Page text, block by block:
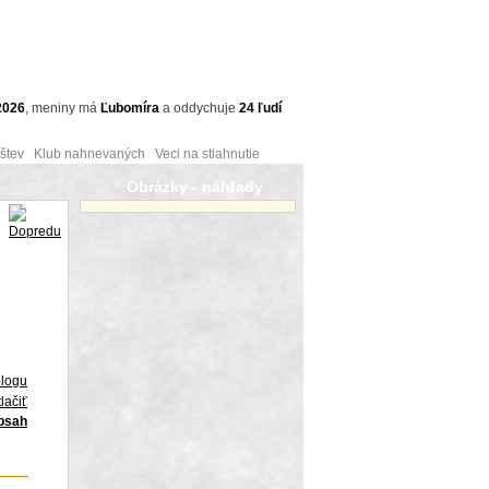
, meniny má Ľubomíra a oddychuje 24 ľudí
Klub nahnevaných Veci na stiahnutie
Obrázky - náhľady